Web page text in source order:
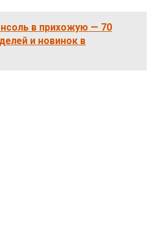
в прихожую — 70
и новинок в